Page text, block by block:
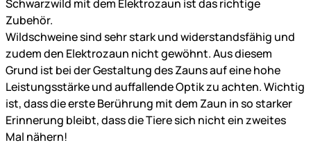
Schwarzwild mit dem Elektrozaun ist das richtige
Zubehör.
Wildschweine sind sehr stark und widerstandsfähig und
zudem den Elektrozaun nicht gewöhnt. Aus diesem
Grund ist bei der Gestaltung des Zauns auf eine hohe
Leistungsstärke und auffallende Optik zu achten. Wichtig
ist, dass die erste Berührung mit dem Zaun in so starker
Erinnerung bleibt, dass die Tiere sich nicht ein zweites
Mal nähern!